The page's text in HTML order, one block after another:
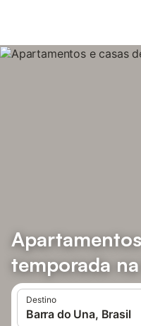
temporada
Destino
Barra do Una, Brasil